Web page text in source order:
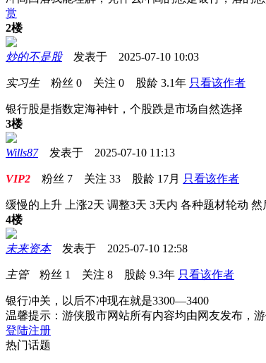
赏
2楼
炒的不是股发表于 2025-07-10 10:03
实习生粉丝 0 关注 0 股龄 3.1年 只看该作者
银行股是指数定海神针，个股跌是市场自然选择
3楼
Wills87发表于 2025-07-10 11:13
VIP2 粉丝 7 关注 33 股龄 17月 只看该作者
缓慢的上升 上涨2天 调整3天 3天内 各种题材轮动
4楼
未来资本发表于 2025-07-10 12:58
主管粉丝 1 关注 8 股龄 9.3年 只看该作者
银行冲关，以后不冲现在就是3300—3400
温馨提示：游侠股市网站所有内容均由网友发布，
登陆注册
热门话题